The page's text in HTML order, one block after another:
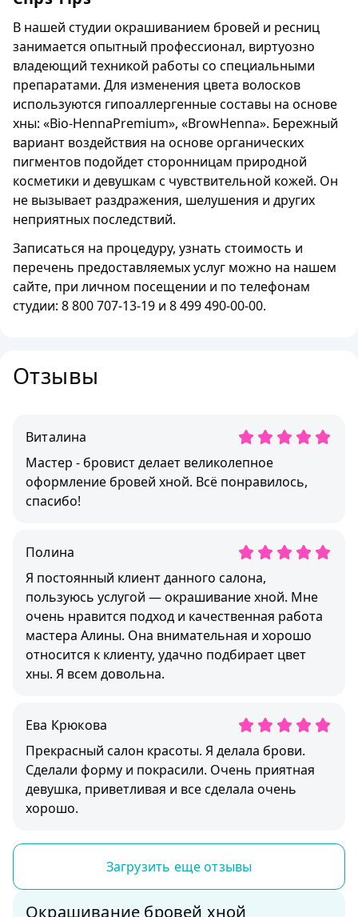
В нашей студии окрашиванием бровей и ресниц
занимается опытный профессионал, виртуозно
владеющий техникой работы со специальными
препаратами. Для изменения цвета волосков
используются гипоаллергенные составы на основе
хны: «Bio-HennaPremium», «BrowHenna». Бережный
вариант воздействия на основе органических
пигментов подойдет сторонницам природной
косметики и девушкам с чувствительной кожей. Он
не вызывает раздражения, шелушения и других
неприятных последствий.
Записаться на процедуру, узнать стоимость и
перечень предоставляемых услуг можно на нашем
сайте, при личном посещении и по телефонам
студии: 8 800 707-13-19 и 8 499 490-00-00.
Отзывы
Виталина
Мастер - бровист делает великолепное
оформление бровей хной. Всё понравилось,
спасибо!
Полина
Я постоянный клиент данного салона,
пользуюсь услугой — окрашивание хной. Мне
очень нравится подход и качественная работа
мастера Алины. Она внимательная и хорошо
относится к клиенту, удачно подбирает цвет
хны. Я всем довольна.
Ева Крюковa
Прекрасный салон красоты. Я делала брови.
Сделали форму и покрасили. Очень приятная
девушка, приветливая и все сделала очень
хорошо.
Загрузить еще отзывы
Окрашивание бровей хной